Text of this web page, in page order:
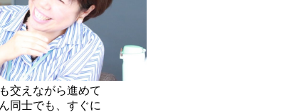
交えながら進めて
同士でも、すぐに